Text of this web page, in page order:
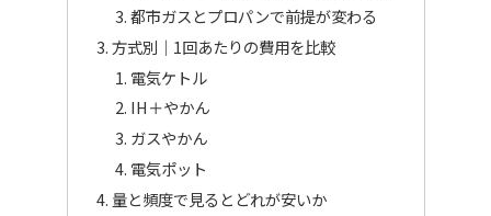
都市ガスとプロパンで前提が変わる
方式別｜1回あたりの費用を比較
電気ケトル
IH＋やかん
ガスやかん
電気ポット
量と頻度で見るとどれが安いか